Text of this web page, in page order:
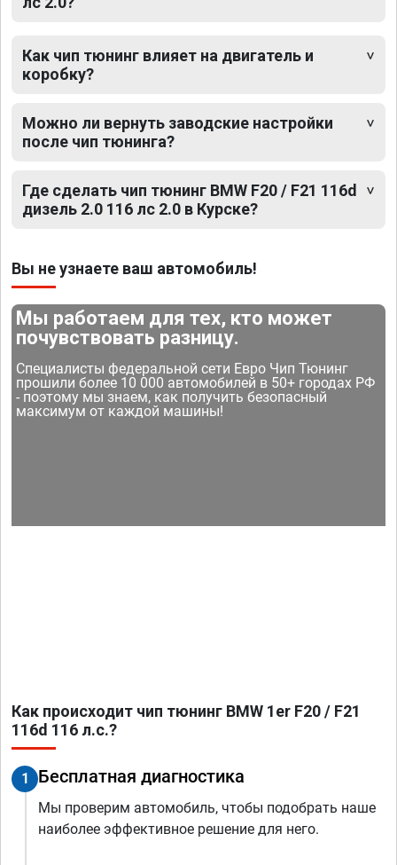
Как чип тюнинг влияет на двигатель и
коробку?
Можно ли вернуть заводские настройки
после чип тюнинга?
Где сделать чип тюнинг BMW F20 / F21 116d
дизель 2.0 116 лс 2.0 в Курске?
Вы не узнаете ваш автомобиль!
Мы работаем для тех, кто может
почувствовать разницу.
Специалисты федеральной сети Евро Чип Тюнинг
прошили более 10 000 автомобилей в 50+ городах РФ
- поэтому мы знаем, как получить безопасный
максимум от каждой машины!
Как происходит чип тюнинг BMW 1er F20 / F21
116d 116 л.с.?
1 Бесплатная диагностика
Мы проверим автомобиль, чтобы подобрать наше
наиболее эффективное решение для него.